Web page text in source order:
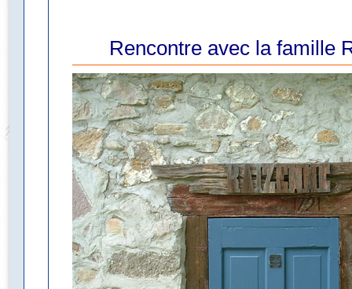
Rencontre avec la famille